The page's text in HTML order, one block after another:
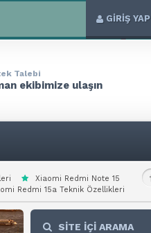
GİRİŞ YAP
Talebi
ekibimize ulaşın
Xiaomi Redmi Note 15
Redmi 15a Teknik Özellikleri
SİTE İÇİ ARAMA